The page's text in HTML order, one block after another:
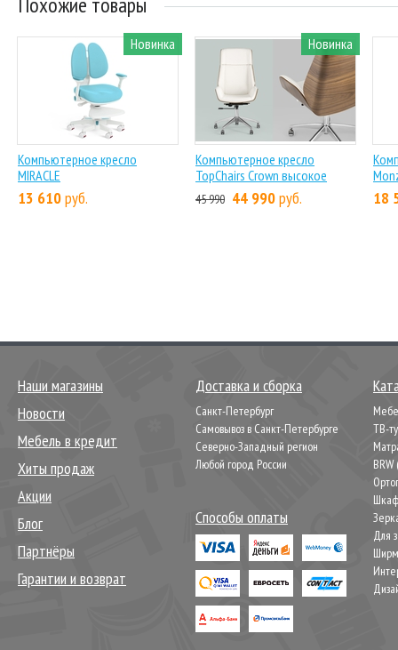
Новинка
Компьютерное кресло
MIRACLE
13 610руб.
Новинка
Компьютерное кресло
TopChairs Crown высокое
45 990 44 990руб. 18
Наши магазины
Новости
Мебель в кредит
Хиты продаж
Акции
Блог
Партнёры
Гарантии и возврат
Доставка и сборка
Санкт-Петербург
Самовывоз в Санкт-Петербурге
Северно-Западный регион
Любой город России
Способы оплаты
ТВ-
Для